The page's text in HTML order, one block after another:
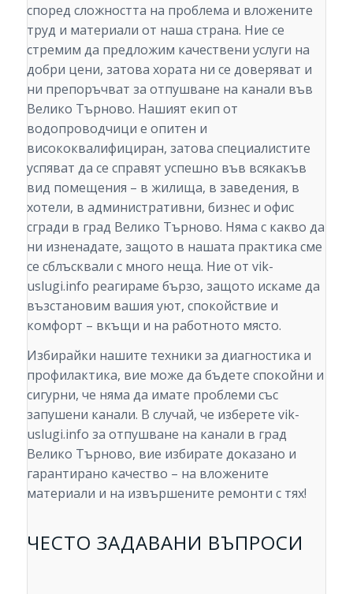
според сложността на проблема и вложените
труд и материали от наша страна. Ние се
стремим да предложим качествени услуги на
добри цени, затова хората ни се доверяват и
ни препоръчват за отпушване на канали във
Велико Търново. Нашият екип от
водопроводчици е опитен и
висококвалифициран, затова специалистите
успяват да се справят успешно във всякакъв
вид помещения – в жилища, в заведения, в
хотели, в административни, бизнес и офис
сгради в град Велико Търново. Няма с какво да
ни изненадате, защото в нашата практика сме
се сблъсквали с много неща. Ние от vik-
uslugi.info реагираме бързо, защото искаме да
възстановим вашия уют, спокойствие и
комфорт – вкъщи и на работното място.
Избирайки нашите техники за диагностика и
профилактика, вие може да бъдете спокойни и
сигурни, че няма да имате проблеми със
запушени канали. В случай, че изберете vik-
uslugi.info за отпушване на канали в град
Велико Търново, вие избирате доказано и
гарантирано качество – на вложените
материали и на извършените ремонти с тях!
ЧЕСТО ЗАДАВАНИ ВЪПРОСИ